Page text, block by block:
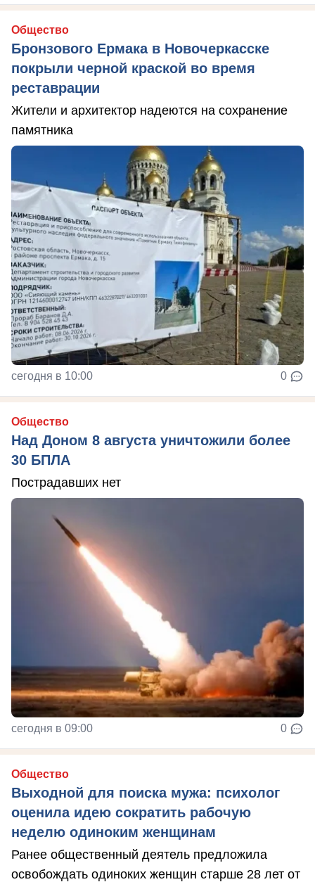
Общество
Бронзового Ермака в Новочеркасске
покрыли черной краской во время
реставрации
Жители и архитектор надеются на сохранение
памятника
сегодня в 10:00 0
Общество
Над Доном 8 августа уничтожили более
30 БПЛА
Пострадавших нет
сегодня в 09:00 0
Общество
Выходной для поиска мужа: психолог
оценила идею сократить рабочую
неделю одиноким женщинам
Ранее общественный деятель предложила
освобождать одиноких женщин старше 28 лет от